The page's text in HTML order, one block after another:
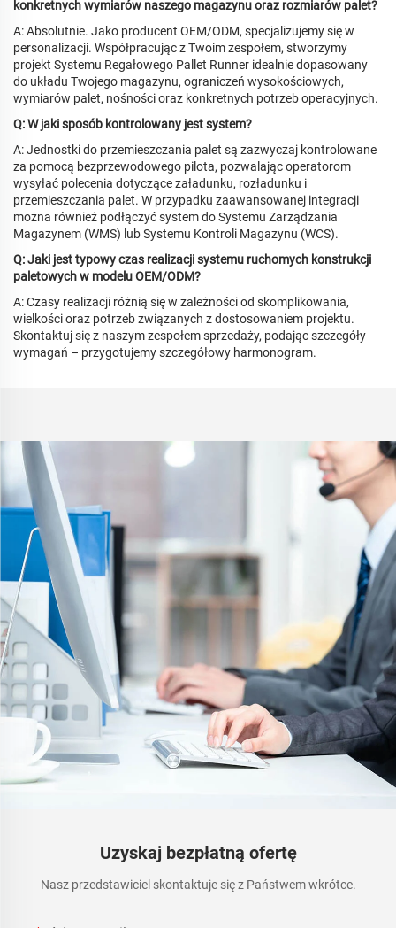
konkretnych wymiarów naszego magazynu oraz rozmiarów palet?
A: Absolutnie. Jako producent OEM/ODM, specjalizujemy się w
personalizacji. Współpracując z Twoim zespołem, stworzymy
projekt Systemu Regałowego Pallet Runner idealnie dopasowany
do układu Twojego magazynu, ograniczeń wysokościowych,
wymiarów palet, nośności oraz konkretnych potrzeb operacyjnych.
Q: W jaki sposób kontrolowany jest system?
A: Jednostki do przemieszczania palet są zazwyczaj kontrolowane
za pomocą bezprzewodowego pilota, pozwalając operatorom
wysyłać polecenia dotyczące załadunku, rozładunku i
przemieszczania palet. W przypadku zaawansowanej integracji
można również podłączyć system do Systemu Zarządzania
Magazynem (WMS) lub Systemu Kontroli Magazynu (WCS).
Q: Jaki jest typowy czas realizacji systemu ruchomych konstrukcji
paletowych w modelu OEM/ODM?
A: Czasy realizacji różnią się w zależności od skomplikowania,
wielkości oraz potrzeb związanych z dostosowaniem projektu.
Skontaktuj się z naszym zespołem sprzedaży, podając szczegóły
wymagań – przygotujemy szczegółowy harmonogram.
Uzyskaj bezpłatną ofertę
Nasz przedstawiciel skontaktuje się z Państwem wkrótce.